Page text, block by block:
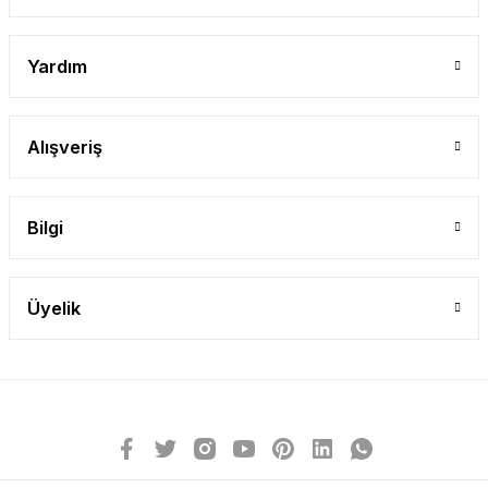
Yardım
Alışveriş
Bilgi
Üyelik